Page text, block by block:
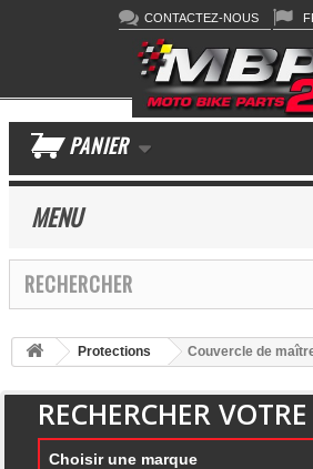
CONTACTEZ-NOUS
PANIER
MENU
Protections Couvercle de
RECHERCHER
Choisir une marque